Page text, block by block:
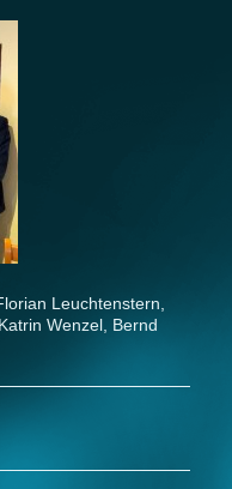
Leuchtenstern,
Wenzel, Bernd